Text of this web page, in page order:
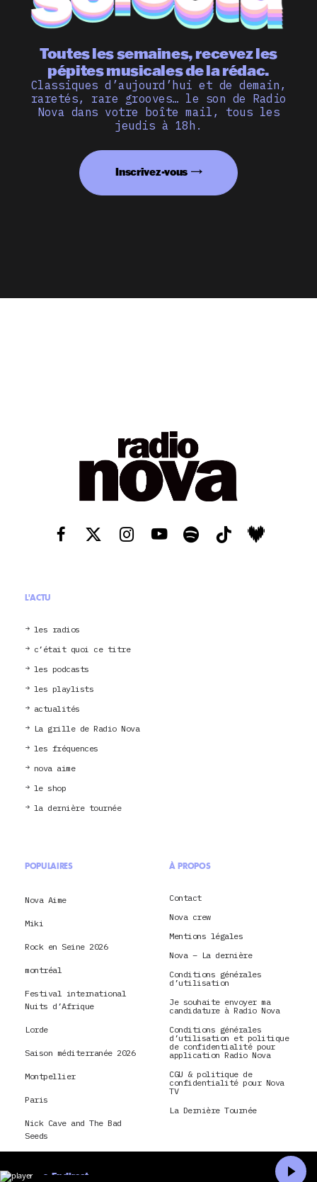
Toutes les semaines, recevez les
pépites musicales de la rédac.
Classiques d’aujourd’hui et de demain,
raretés, rare grooves… le son de Radio
Nova dans votre boîte mail, tous les
jeudis à 18h.
Inscrivez-vous
L'ACTU
les radios
c’était quoi ce titre
les podcasts
les playlists
actualités
La grille de Radio Nova
les fréquences
nova aime
le shop
la dernière tournée
POPULAIRES
Nova Aime
Miki
Rock en Seine 2026
montréal
Festival international
Nuits d’Afrique
Lorde
Saison méditerranée 2026
Montpellier
Paris
Nick Cave and The Bad
Seeds
À PROPOS
Contact
Nova crew
Mentions légales
Nova – La dernière
Conditions générales
d’utilisation
Je souhaite envoyer ma
candidature à Radio Nova
Conditions générales
d’utilisation et politique
de confidentialité pour
application Radio Nova
CGU & politique de
confidentialité pour Nova
TV
La Dernière Tournée
En direct